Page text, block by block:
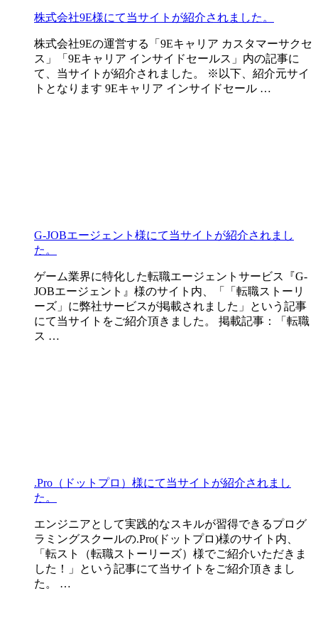
株式会社9E様にて当サイトが紹介されました。
株式会社9Eの運営する「9Eキャリア カスタマーサクセ
ス」「9Eキャリア インサイドセールス」内の記事に
て、当サイトが紹介されました。 ※以下、紹介元サイ
トとなります ⁠9Eキャリア インサイドセール …
G-JOBエージェント様にて当サイトが紹介されまし
た。
ゲーム業界に特化した転職エージェントサービス『G-
JOBエージェント』様のサイト内、「「転職ストーリ
ーズ」に弊社サービスが掲載されました」という記事
にて当サイトをご紹介頂きました。 掲載記事：「転職
ス …
.Pro（ドットプロ）様にて当サイトが紹介されまし
た。
エンジニアとして実践的なスキルが習得できるプログ
ラミングスクールの.Pro(ドットプロ)様のサイト内、
「転スト（転職ストーリーズ）様でご紹介いただきま
した！」という記事にて当サイトをご紹介頂きまし
た。 …